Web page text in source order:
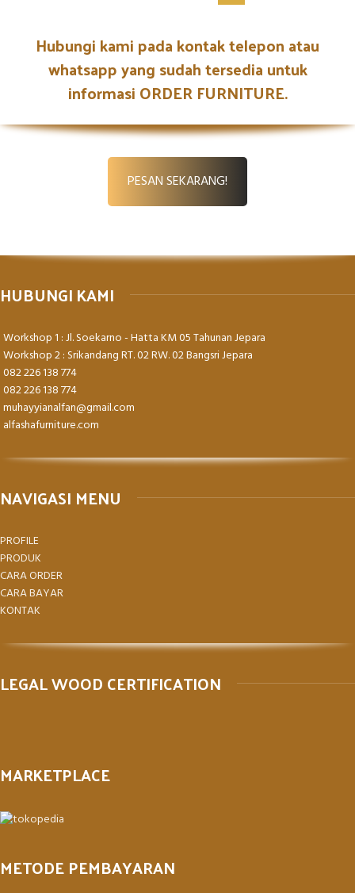
Hubungi kami pada kontak telepon atau
whatsapp yang sudah tersedia untuk
informasi ORDER FURNITURE.
PESAN SEKARANG!
HUBUNGI KAMI
Workshop 1 : Jl. Soekarno - Hatta KM 05 Tahunan Jepara
Workshop 2 : Srikandang RT. 02 RW. 02 Bangsri Jepara
082 226 138 774
082 226 138 774
muhayyianalfan@gmail.com
alfashafurniture.com
NAVIGASI MENU
PROFILE
PRODUK
CARA ORDER
CARA BAYAR
KONTAK
LEGAL WOOD CERTIFICATION
MARKETPLACE
METODE PEMBAYARAN